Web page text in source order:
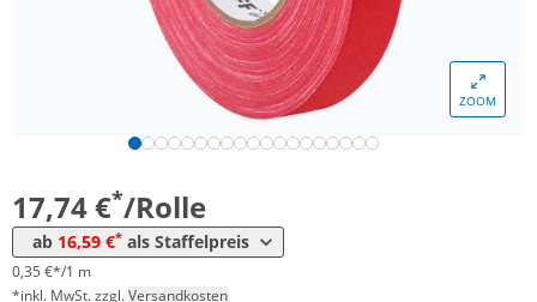
ZOOM
17,74 €*/Rolle
ab 16,59 €* als Staffelpreis
0,35 €*/1 m
*inkl. MwSt. zzgl.Versandkosten